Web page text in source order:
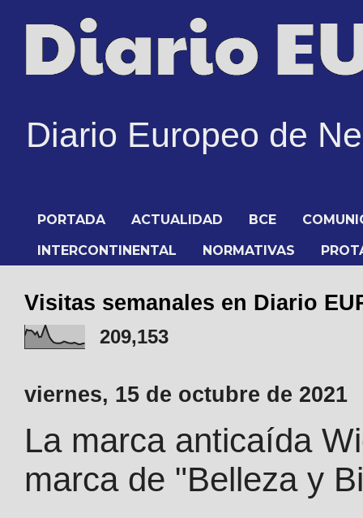
Diario Europeo de
PORTADA ACTUALIDAD BCE
INTERCONTINENTAL NORMATIVAS
Visitas semanales en Diario
209,153
viernes, 15 de octubre de 2021
La marca anticaída
marca de "Belleza y